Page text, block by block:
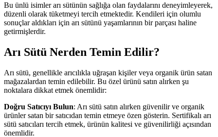
Bu ünlü isimler arı sütünün sağlığa olan faydalarını deneyimleyerek,
düzenli olarak tüketmeyi tercih etmektedir. Kendileri için olumlu
sonuçlar aldıkları için arı sütünü yaşamlarının bir parçası haline
getirmişlerdir.
Arı Sütü Nerden Temin Edilir?
Arı sütü, genellikle arıcılıkla uğraşan kişiler veya organik ürün satan
mağazalardan temin edilebilir. Bu özel ürünü satın alırken şu
noktalara dikkat etmek önemlidir:
Doğru Satıcıyı Bulun: Arı sütü satın alırken güvenilir ve organik
ürünler satan bir satıcıdan temin etmeye özen gösterin. Sertifikalı arı
sütü satıcıları tercih etmek, ürünün kalitesi ve güvenilirliği açısından
önemlidir.